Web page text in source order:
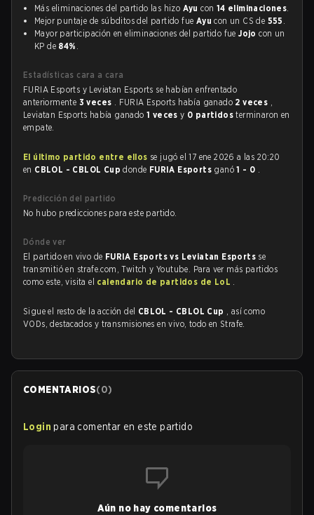
Más eliminaciones del partido las hizo Ayu con 14 eliminaciones.
Mejor puntaje de súbditos del partido fue Ayu con un CS de 555 .
Mayor participación en eliminaciones del partido fueJojo con un
KP de 84% .
Estadísticas cara a cara
FURIA Esports y Leviatan Esports se habían enfrentado
anteriormente 3 veces . FURIA Esports había ganado 2 veces ,
Leviatan Esports había ganado 1 vecesy 0 partidosterminaron en
empate.
El último partido entre ellos se jugó el 17 ene 2026 a las 20:20
en CBLOL - CBLOL Cupdonde FURIA Esports ganó1 - 0 .
Predicción del partido
No hubo predicciones para este partido.
Dónde ver
El partido en vivo de FURIA Esports vs Leviatan Esports se
transmitió en strafe.com, Twitch y Youtube. Para ver más partidos
como este, visita el calendario de partidos de LoL .
Sigue el resto de la acción del CBLOL - CBLOL Cup , así como
VODs, destacados y transmisiones en vivo, todo en Strafe.
COMENTARIOS(0)
Login para comentar en este partido
Aún no hay comentarios